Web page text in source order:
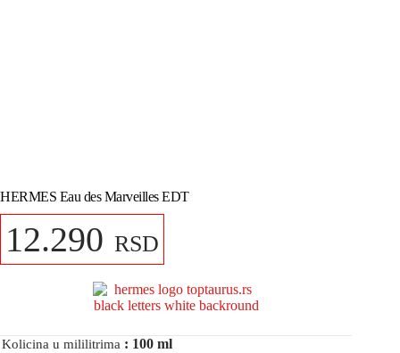
HERMES Eau des Marveilles EDT
12.290 RSD
Kolicina u mililitrima : 100 ml